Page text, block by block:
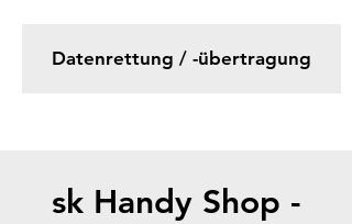
Datenrettung / -übertragung
sk Handy Shop -